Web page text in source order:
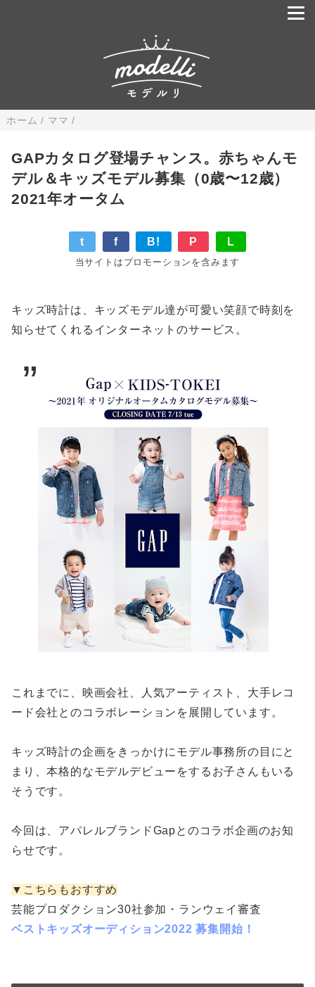
ホーム / ママ /
GAPカタログ登場チャンス。赤ちゃんモ
デル＆キッズモデル募集（0歳〜12歳）
2021年オータム
t f B! P L
当サイトはプロモーションを含みます
キッズ時計は、キッズモデル達が可愛い笑顔で時刻を
知らせてくれるインターネットのサービス。
これまでに、映画会社、人気アーティスト、大手レコ
ード会社とのコラボレーションを展開しています。
キッズ時計の企画をきっかけにモデル事務所の目にと
まり、本格的なモデルデビューをするお子さんもいる
そうです。
今回は、アパレルブランドGapとのコラボ企画のお知
らせです。
▼こちらもおすすめ
芸能プロダクション30社参加・ランウェイ審査
ベストキッズオーディション2022 募集開始！